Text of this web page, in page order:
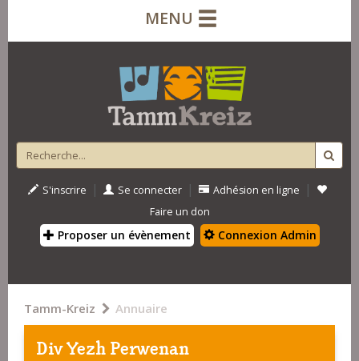
MENU
S'inscrire | Se connecter | Adhésion en ligne |
Faire un don
Proposer un évènement Connexion Admin
Tamm-Kreiz Annuaire
Div Yezh Perwenan